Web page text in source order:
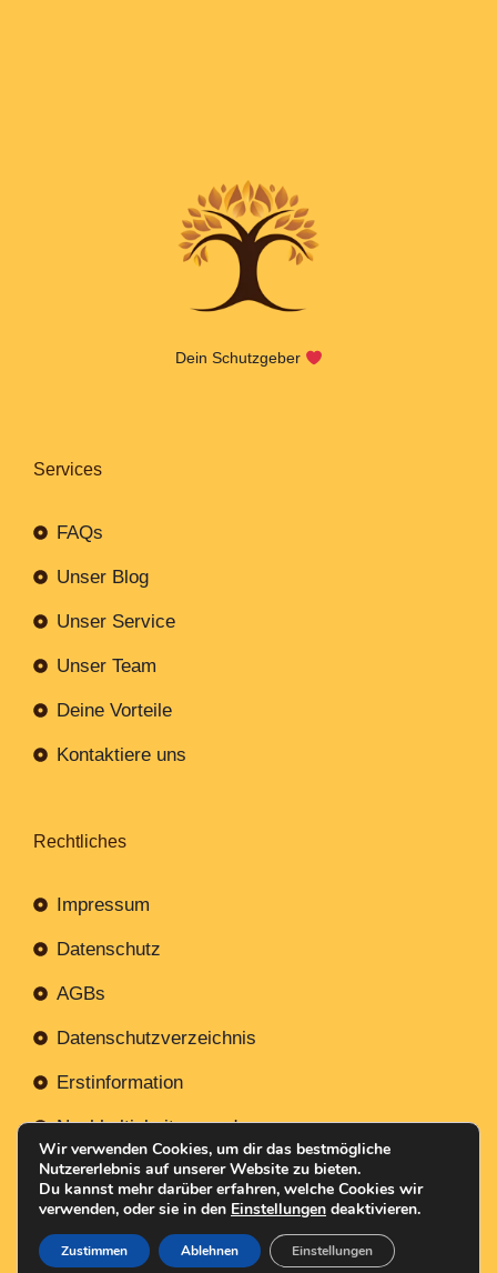
Dein Schutzgeber
Services
FAQs
Unser Blog
Unser Service
Unser Team
Deine Vorteile
Kontaktiere uns
Rechtliches
Impressum
Datenschutz
AGBs
Datenschutzverzeichnis
Erstinformation
Nachhaltigkeitsverordnung
Mit Erstellt NR-Webservices.de© 2026
Wir verwenden Cookies, um dir das bestmögliche
Nutzererlebnis auf unserer Website zu bieten.
Du kannst mehr darüber erfahren, welche Cookies wir
verwenden, oder sie in den Einstellungen deaktivieren.
Zustimmen Ablehnen Einstellungen